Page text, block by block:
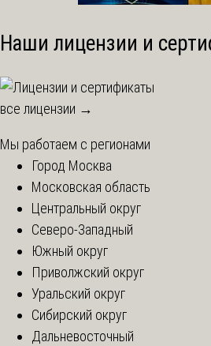
Наши лицензии и
все лицензии →
Мы работаем с регионами
Город Москва
Московская область
Центральный округ
Северо-Западный
Южный округ
Приволжский округ
Уральский округ
Сибирский округ
Дальневосточный